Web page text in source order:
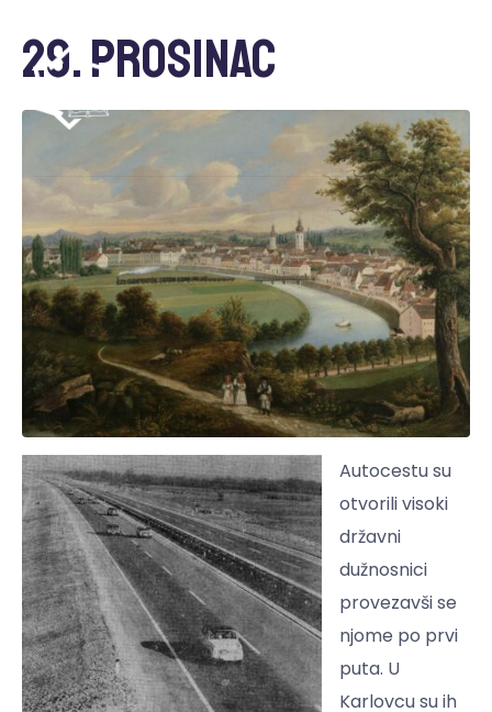
29. prosinac
Autocestu su
otvorili visoki
državni
dužnosnici
provezavši se
njome po prvi
puta. U
Karlovcu su ih